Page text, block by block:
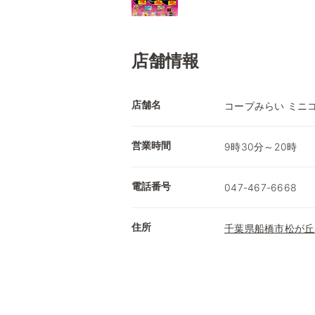
店舗情報
店舗名 コープみらい ミニ
営業時間 9時30分～20時
電話番号 047-467-6668
住所 千葉県船橋市松が